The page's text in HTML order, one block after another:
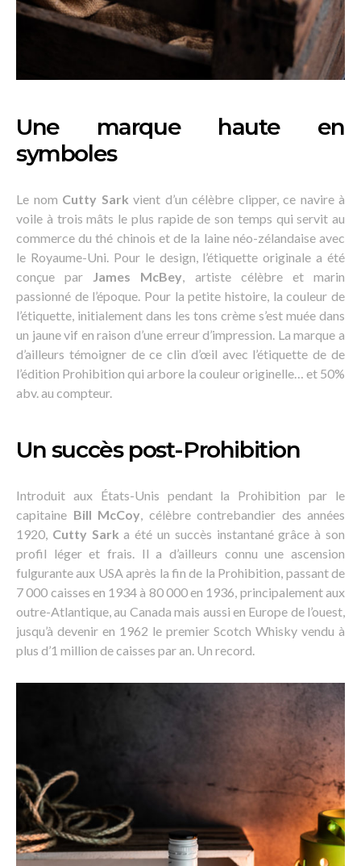
Une marque haute en
symboles
Le nom Cutty Sark vient d’un célèbre clipper, ce navire à
voile à trois mâts le plus rapide de son temps qui servit au
commerce du thé chinois et de la laine néo-zélandaise avec
le Royaume-Uni. Pour le design, l’étiquette originale a été
conçue par James McBey, artiste célèbre et marin
passionné de l’époque. Pour la petite histoire, la couleur de
l’étiquette, initialement dans les tons crème s’est muée dans
un jaune vif en raison d’une erreur d’impression. La marque a
d’ailleurs témoigner de ce clin d’œil avec l’étiquette de de
l’édition Prohibition qui arbore la couleur originelle… et 50%
abv. au compteur.
Un succès post-Prohibition
Introduit aux États-Unis pendant la Prohibition par le
capitaine Bill McCoy, célèbre contrebandier des années
1920, Cutty Sark a été un succès instantané grâce à son
profil léger et frais. Il a d’ailleurs connu une ascension
fulgurante aux USA après la fin de la Prohibition, passant de
7 000 caisses en 1934 à 80 000 en 1936, principalement aux
outre-Atlantique, au Canada mais aussi en Europe de l’ouest,
jusqu’à devenir en 1962 le premier Scotch Whisky vendu à
plus d’1 million de caisses par an. Un record.